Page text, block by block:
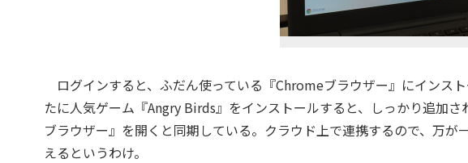
ログインすると、ふだん使っている『Chromeブラウザー』にインス
たに人気ゲーム『Angry Birds』をインストールすると、しっかり追加
ブラウザー』を開くと同期している。クラウド上で連携するので、万
えるというわけ。